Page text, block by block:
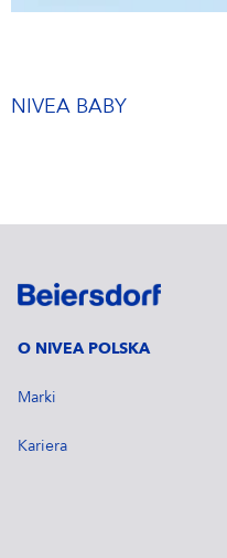
NIVEA BABY
O NIVEA POLSKA
Marki
Kariera